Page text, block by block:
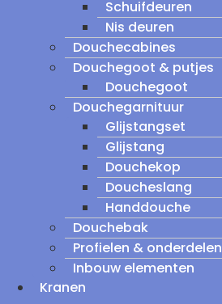
Schuifdeuren
Nis deuren
Douchecabines
Douchegoot & putjes
Douchegoot
Douchegarnituur
Glijstangset
Glijstang
Douchekop
Doucheslang
Handdouche
Douchebak
Profielen & onderdelen
Inbouw elementen
Kranen